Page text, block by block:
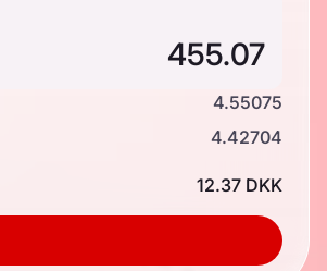
4.55075
4.42704
12.37 DKK